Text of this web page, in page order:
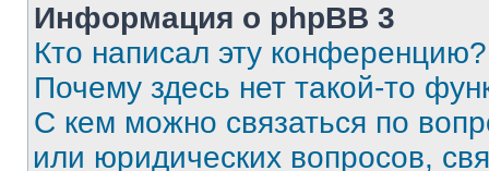
Информация о phpBB 3
Кто написал эту конференцию?
Почему здесь нет такой-то
С кем можно связаться по
или юридических вопросов,